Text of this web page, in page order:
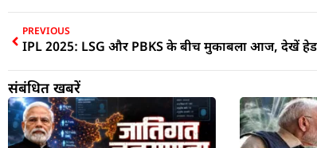
PREVIOUS
संबंधित खबरें